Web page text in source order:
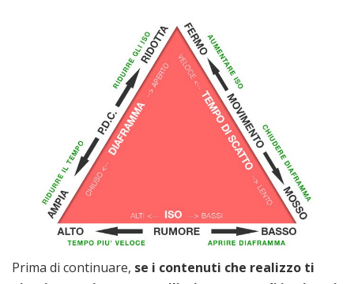
Prima di continuare, se i contenuti che realizzo ti